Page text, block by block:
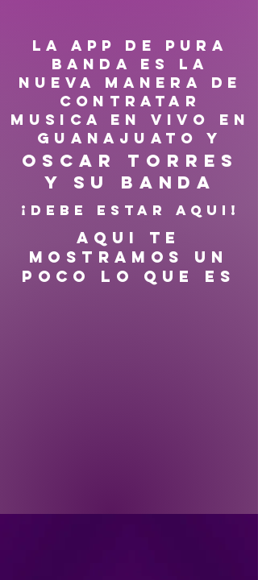
LA APP DE PURA
BANDA ES LA
NUEVA MANERA DE
CONTRATAR
MUSICA EN VIVO EN
GUANAJUATO Y
Oscar Torres
y su Banda
¡DEBE ESTAR AQUI!
AQUI TE
MOSTRAMOS UN
POCO LO QUE ES